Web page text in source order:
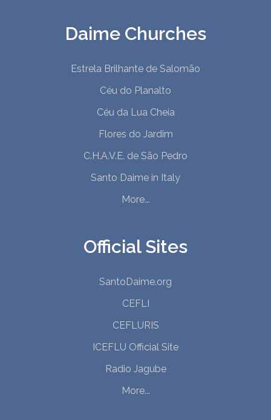
Daime Churches
Estrela Brilhante de Salomão
Céu do Planalto
Céu da Lua Cheia
Flores do Jardim
C.H.A.V.E. de São Pedro
Santo Daime in Italy
More...
Official Sites
SantoDaime.org
CEFLI
CEFLURIS
ICEFLU Official Site
Radio Jagube
More...